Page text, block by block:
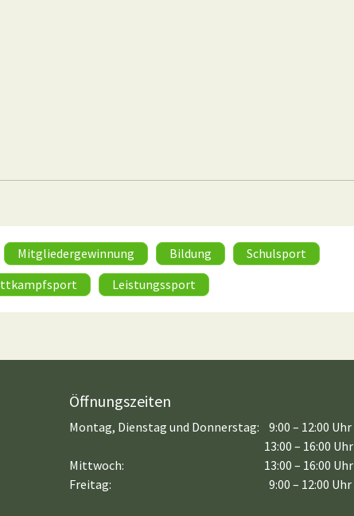
Mitgliedergewinnung Bildung
Schulsport
Leistungssport
Öffnungszeiten
Montag, Dienstag und Donnerstag:
9:00 – 12:00 Uhr
13:00 – 16:00 Uhr
Mittwoch:
Freitag:
13:00 – 16:00 Uhr
9:00 – 12:00 Uhr